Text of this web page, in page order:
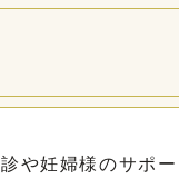
や妊婦様のサポー